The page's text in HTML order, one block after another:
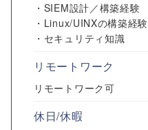
・SIEM設計／構築経験
・Linux/UINXの構築経験
・セキュリティ知識
リモートワーク
リモートワーク可
休日/休暇